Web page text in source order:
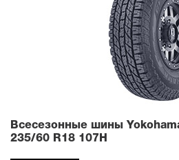
Всесезонные шины
235/60 R18 107H